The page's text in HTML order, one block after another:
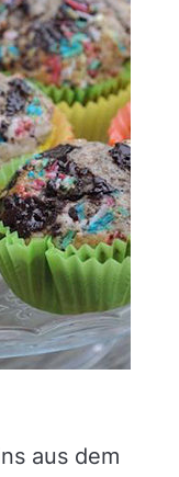
aus dem